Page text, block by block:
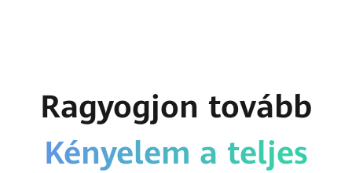
Ragyogjon tovább
Kényelem a teljes